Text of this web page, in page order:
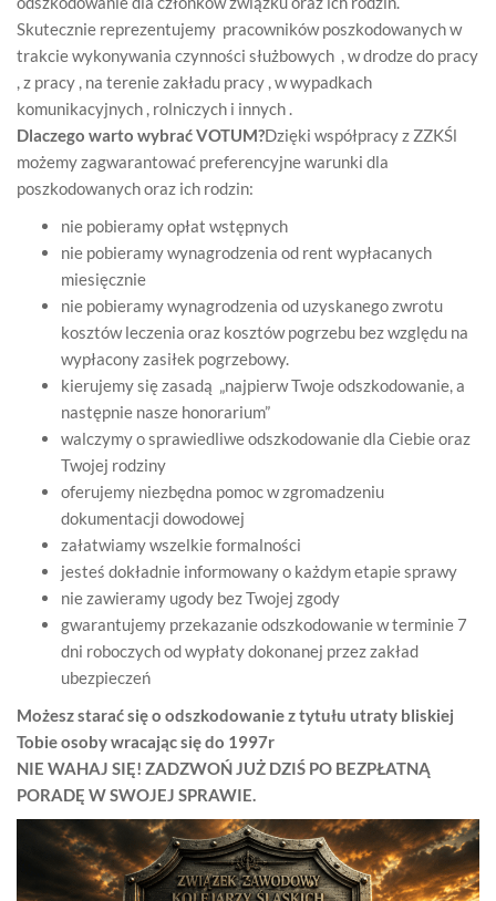
Skutecznie reprezentujemy pracowników poszkodowanych w
trakcie wykonywania czynności służbowych , w drodze do pracy
, z pracy , na terenie zakładu pracy , w wypadkach
komunikacyjnych , rolniczych i innych .
Dlaczego warto wybrać VOTUM?Dzięki współpracy z ZZKŚl
możemy zagwarantować preferencyjne warunki dla
poszkodowanych oraz ich rodzin:
nie pobieramy opłat wstępnych
nie pobieramy wynagrodzenia od rent wypłacanych
miesięcznie
nie pobieramy wynagrodzenia od uzyskanego zwrotu
kosztów leczenia oraz kosztów pogrzebu bez względu na
wypłacony zasiłek pogrzebowy.
kierujemy się zasadą „najpierw Twoje odszkodowanie, a
następnie nasze honorarium”
walczymy o sprawiedliwe odszkodowanie dla Ciebie oraz
Twojej rodziny
oferujemy niezbędna pomoc w zgromadzeniu
dokumentacji dowodowej
załatwiamy wszelkie formalności
jesteś dokładnie informowany o każdym etapie sprawy
nie zawieramy ugody bez Twojej zgody
gwarantujemy przekazanie odszkodowanie w terminie 7
dni roboczych od wypłaty dokonanej przez zakład
ubezpieczeń
Możesz starać się o odszkodowanie z tytułu utraty bliskiej
Tobie osoby wracając się do 1997r
NIE WAHAJ SIĘ! ZADZWOŃ JUŻ DZIŚ PO BEZPŁATNĄ
PORADĘ W SWOJEJ SPRAWIE.